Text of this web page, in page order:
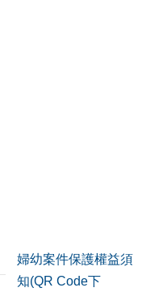
婦幼案件保護權益須
知(QR Code下